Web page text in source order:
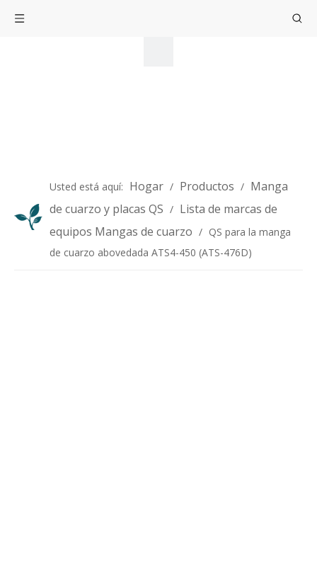
Usted está aquí: Hogar / Productos / Manga
de cuarzo y placas QS / Lista de marcas de
equipos Mangas de cuarzo / QS para la manga
de cuarzo abovedada ATS4-450 (ATS-476D)